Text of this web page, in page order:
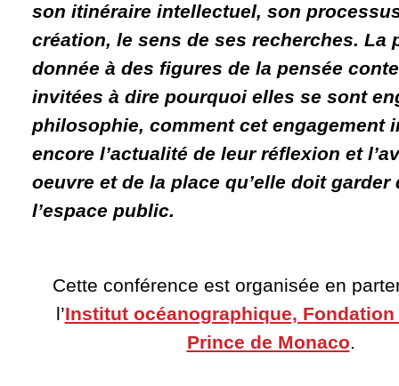
son itinéraire intellectuel, son
création, le sens de ses recherches. La
donnée à des figures de la pensée
invitées à dire pourquoi elles se sont
philosophie, comment cet engagement
encore l’actualité de leur réflexion et
oeuvre et de la place qu’elle doit garder
l’espace public.
Cette conférence est organisée en
l’Institut océanographique, Fondation
Prince de Monaco.